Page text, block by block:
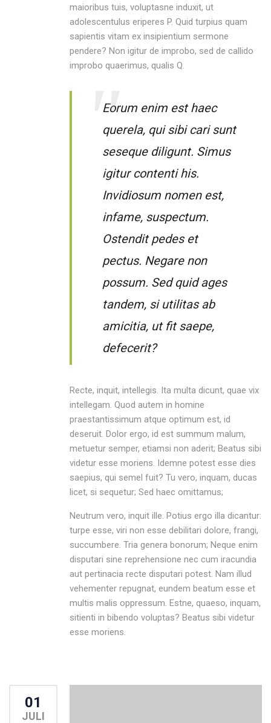
maioribus tuis, voluptasne induxit, ut
adolescentulus eriperes P. Quid turpius quam
sapientis vitam ex insipientium sermone
pendere? Non igitur de improbo, sed de callido
improbo quaerimus, qualis Q.
Eorum enim est haec
querela, qui sibi cari sunt
seseque diligunt. Simus
igitur contenti his.
Invidiosum nomen est,
infame, suspectum.
Ostendit pedes et
pectus. Negare non
possum. Sed quid ages
tandem, si utilitas ab
amicitia, ut fit saepe,
defecerit?
Recte, inquit, intellegis. Ita multa dicunt, quae vix
intellegam. Quod autem in homine
praestantissimum atque optimum est, id
deseruit. Dolor ergo, id est summum malum,
metuetur semper, etiamsi non aderit; Beatus sibi
videtur esse moriens. Idemne potest esse dies
saepius, qui semel fuit? Tu vero, inquam, ducas
licet, si sequetur; Sed haec omittamus;
Neutrum vero, inquit ille. Potius ergo illa dicantur:
turpe esse, viri non esse debilitari dolore, frangi,
succumbere. Tria genera bonorum; Neque enim
disputari sine reprehensione nec cum iracundia
aut pertinacia recte disputari potest. Nam illud
vehementer repugnat, eundem beatum esse et
multis malis oppressum. Estne, quaeso, inquam,
sitienti in bibendo voluptas? Beatus sibi videtur
esse moriens.
01
JULI